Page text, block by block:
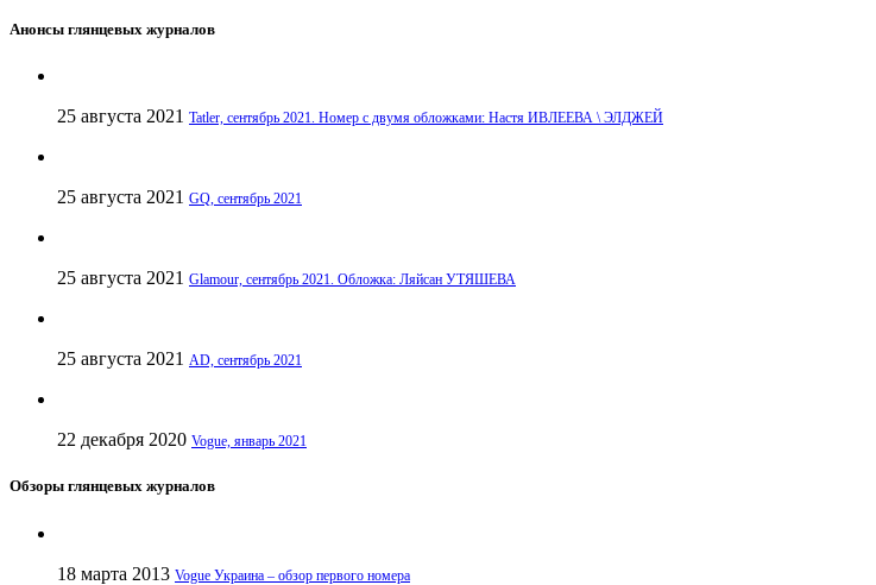
Анонсы глянцевых журналов
25 августа 2021 Tatler, сентябрь 2021. Номер с двумя обложками: Настя ИВЛЕЕВА \ ЭЛДЖЕЙ
25 августа 2021 GQ, сентябрь 2021
25 августа 2021 Glamour, сентябрь 2021. Обложка: Ляйсан УТЯШЕВА
25 августа 2021 AD, сентябрь 2021
22 декабря 2020 Vogue, январь 2021
Обзоры глянцевых журналов
18 марта 2013 Vogue Украина – обзор первого номера